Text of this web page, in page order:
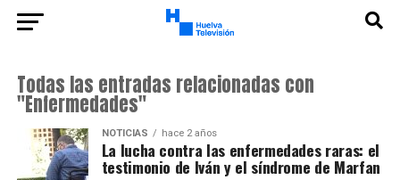
Todas las entradas relacionadas con
"Enfermedades"
NOTICIAS hace 2 años
La lucha contra las enfermedades raras: el
testimonio de Iván y el síndrome de Marfan